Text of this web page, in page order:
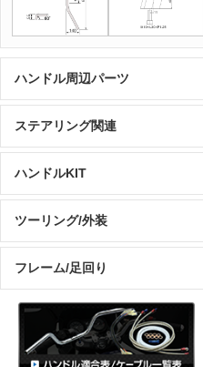
ハンドル周辺パーツ
ステアリング関連
ハンドルKIT
ツーリング/外装
フレーム/足回り